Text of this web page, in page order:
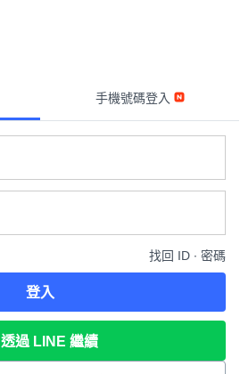
手機號碼登入
找回 ID ∙ 密碼
登入
透過 LINE 繼續